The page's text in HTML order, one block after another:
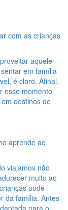
com as crianças
aquele
em família
é claro. Afinal,
esse momento
destinos de
aprende ao
viajamos não
muito ao
pode
da família. Antes
para o